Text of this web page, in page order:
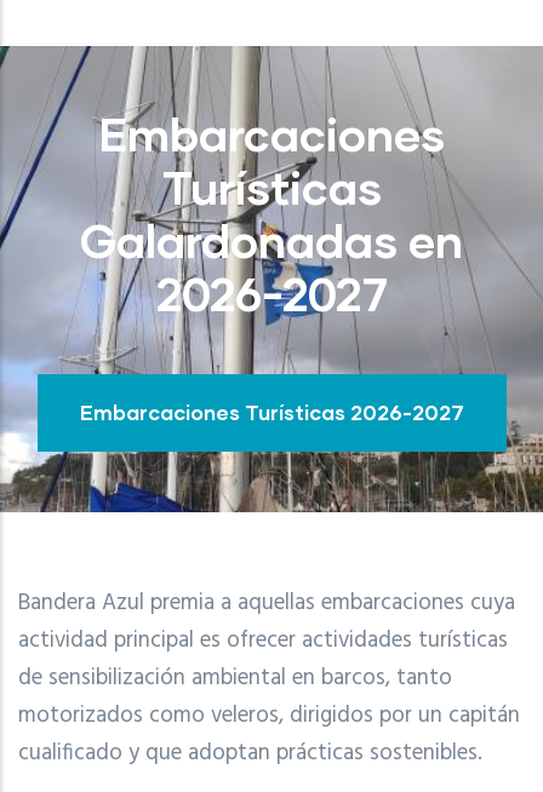
Embarcaciones
Turísticas
Galardonadas en
2026-2027
Embarcaciones Turísticas 2026-2027
Bandera Azul premia a aquellas embarcaciones cuya
actividad principal es ofrecer actividades turísticas
de sensibilización ambiental en barcos, tanto
motorizados como veleros, dirigidos por un capitán
cualificado y que adoptan prácticas sostenibles.